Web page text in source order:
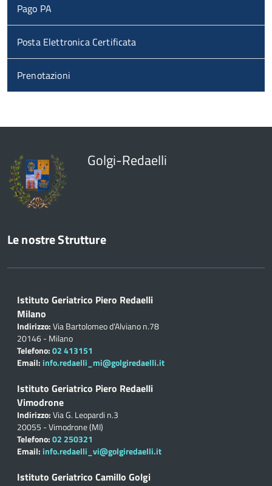
Pago PA
Posta Elettronica Certificata
Prenotazioni
Golgi-Redaelli
Le nostre Strutture
Istituto Geriatrico Piero Redaelli
Milano
Indirizzo:Via Bartolomeo d'Alviano n.78
20146 - Milano
Telefono:02 413151
Email: info.redaelli_mi@golgiredaelli.it
Istituto Geriatrico Piero Redaelli
Vimodrone
Indirizzo:Via G. Leopardi n.3
20055 - Vimodrone (MI)
Telefono:02 250321
Email: info.redaelli_vi@golgiredaelli.it
Istituto Geriatrico Camillo Golgi